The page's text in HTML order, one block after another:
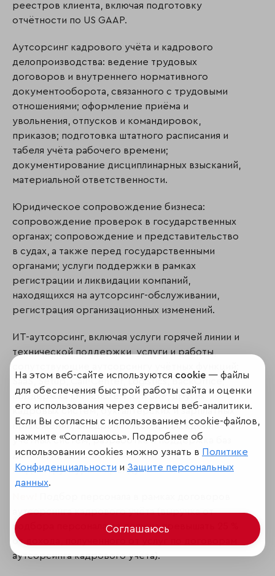
реестров клиента, включая подготовку
отчётности по US GAAP.
Аутсорсинг кадрового учёта и кадрового
делопроизводства: ведение трудовых
договоров и внутреннего нормативного
документооборота, связанного с трудовыми
отношениями; оформление приёма и
увольнения, отпусков и командировок,
приказов; подготовка штатного расписания и
табеля учёта рабочего времени;
документирование дисциплинарных взысканий,
материальной ответственности.
Юридическое сопровождение бизнеса:
сопровождение проверок в государственных
органах; сопровождение и представительство
в судах, а также перед государственными
органами; услуги поддержки в рамках
регистрации и ликвидации компаний,
находящихся на аутсорсинг-обслуживании,
регистрация организационных изменений.
ИТ-аутсорсинг, включая услуги горячей линии и
технической поддержки, услуги и работы,
SaaS, Setup, Call-Center, Logistics, BackOffice;
поддержка ERP-систем 1С и SAP, других
кадровых систем, бухгалтерских и зарплатных
приложений; внедрение и сопровождение
учётных систем, разработка и поддержка баз
данных, предоставление ПО и ИТ-
инфраструктуры в аренду.
аутсорсинга кадрового учёта (выручка от
подбора персонала не должна превышать 25 %
от дохода, полученного от услуг по договорам
аутсорсинга кадрового учёта).
На этом веб-сайте используются cookie — файлы
для обеспечения быстрой работы сайта и оценки
его использования через сервисы веб-аналитики.
Если Вы согласны с использованием cookie-файлов,
нажмите «Соглашаюсь». Подробнее об
использовании cookies можно узнать в Политике
Конфиденциальности и Защите персональных
данных.
Соглашаюсь